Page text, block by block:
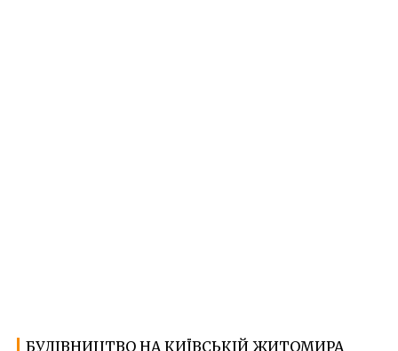
БУДІВНИЦТВО НА КИЇВСЬКІЙ ЖИТОМИРА